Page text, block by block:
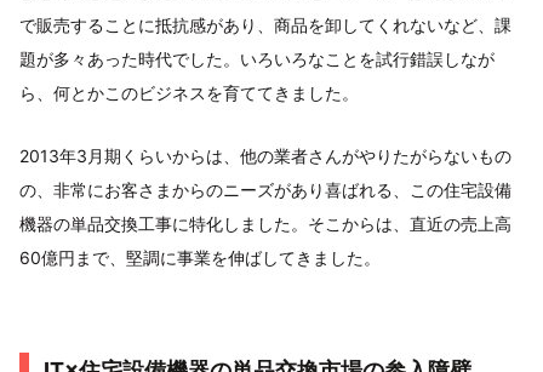
で販売することに抵抗感があり、商品を卸してくれないなど、課
題が多々あった時代でした。いろいろなことを試行錯誤しなが
ら、何とかこのビジネスを育ててきました。
2013年3月期くらいからは、他の業者さんがやりたがらないもの
の、非常にお客さまからのニーズがあり喜ばれる、この住宅設備
機器の単品交換工事に特化しました。そこからは、直近の売上高
60億円まで、堅調に事業を伸ばしてきました。